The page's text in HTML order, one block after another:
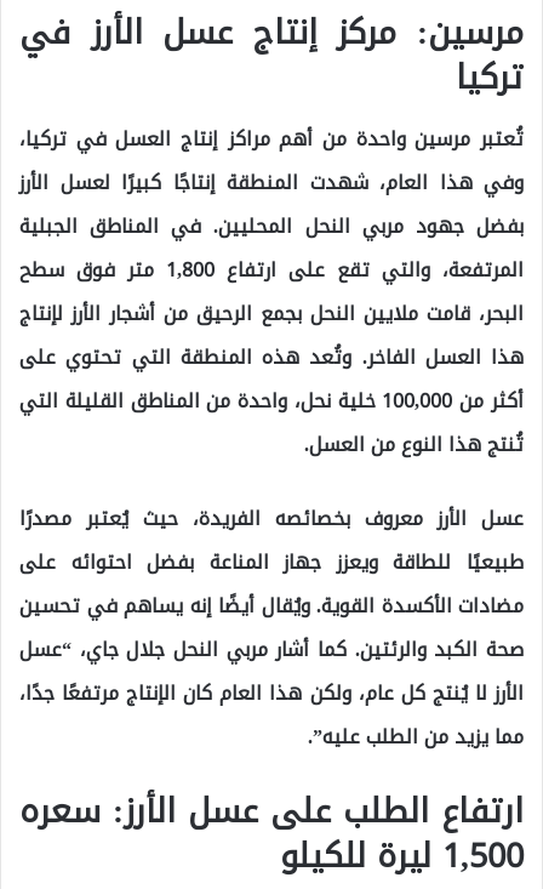
مرسين: مركز إنتاج عسل الأرز في
تركيا
تُعتبر مرسين واحدة من أهم مراكز إنتاج العسل في تركيا،
وفي هذا العام، شهدت المنطقة إنتاجًا كبيرًا لعسل الأرز
بفضل جهود مربي النحل المحليين. في المناطق الجبلية
المرتفعة، والتي تقع على ارتفاع 1,800 متر فوق سطح
البحر، قامت ملايين النحل بجمع الرحيق من أشجار الأرز لإنتاج
هذا العسل الفاخر. وتُعد هذه المنطقة التي تحتوي على
أكثر من 100,000 خلية نحل، واحدة من المناطق القليلة التي
تُنتج هذا النوع من العسل.
عسل الأرز معروف بخصائصه الفريدة، حيث يُعتبر مصدرًا
طبيعيًا للطاقة ويعزز جهاز المناعة بفضل احتوائه على
مضادات الأكسدة القوية. ويُقال أيضًا إنه يساهم في تحسين
صحة الكبد والرئتين. كما أشار مربي النحل جلال جاي، “عسل
الأرز لا يُنتج كل عام، ولكن هذا العام كان الإنتاج مرتفعًا جدًا،
مما يزيد من الطلب عليه”.
ارتفاع الطلب على عسل الأرز: سعره
1,500 ليرة للكيلو